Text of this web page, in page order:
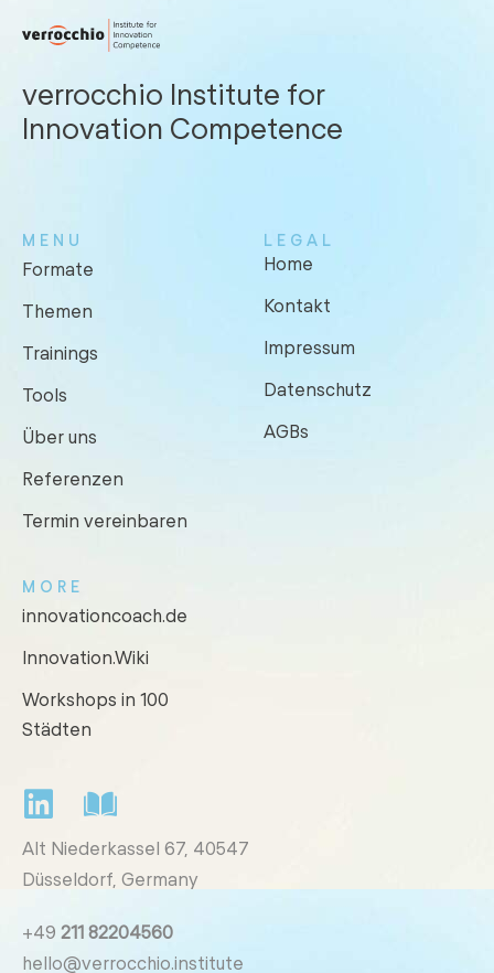
verrocchio Institute for
Innovation Competence
MENU
Formate
Themen
Trainings
Tools
Über uns
Referenzen
Termin vereinbaren
LEGAL
Home
Kontakt
Impressum
Datenschutz
AGBs
MORE
innovationcoach.de
Innovation.Wiki
Workshops in 100
Städten
Alt Niederkassel 67, 40547
Düsseldorf, Germany
+49 211 82204560
hello@verrocchio.institute